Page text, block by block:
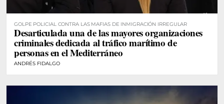
GOLPE POLICIAL CONTRA LAS MAFIAS DE INMIGRACIÓN IRREGULAR
Desarticulada una de las mayores organizaciones
criminales dedicada al tráfico marítimo de
personas en el Mediterráneo
ANDRÉS FIDALGO